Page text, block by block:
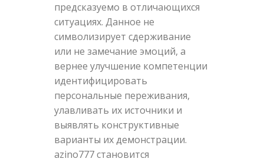
предсказуемо в отличающихся
ситуациях. Данное не
символизирует сдерживание
или не замечание эмоций, а
вернее улучшение компетенции
идентифицировать
персональные переживания,
улавливать их источники и
выявлять конструктивные
варианты их демонстрации.
azino777 становится